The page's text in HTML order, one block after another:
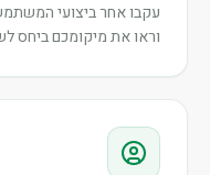
עקבו אחר ביצועי
וראו את מיקומכם ביחס